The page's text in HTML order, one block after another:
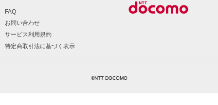
FAQ
お問い合わせ
サービス利用規約
特定商取引法に基づく表示
©NTT DOCOMO